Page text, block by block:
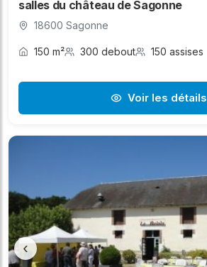
salles du château de Sagonne
18600 Sagonne
150 m² 300 debout 150 assises
Voir les détails
‹